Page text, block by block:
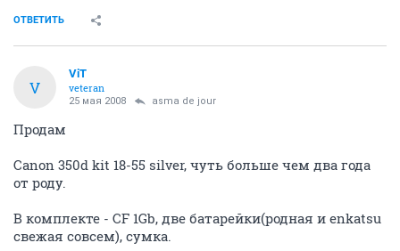
ОТВЕТИТЬ
V
ViT
veteran
25 мая 2008 asma de jour
Продам
Canon 350d kit 18-55 silver, чуть больше чем два года
от роду.
В комплекте - CF 1Gb, две батарейки(родная и enkatsu
свежая совсем), сумка.